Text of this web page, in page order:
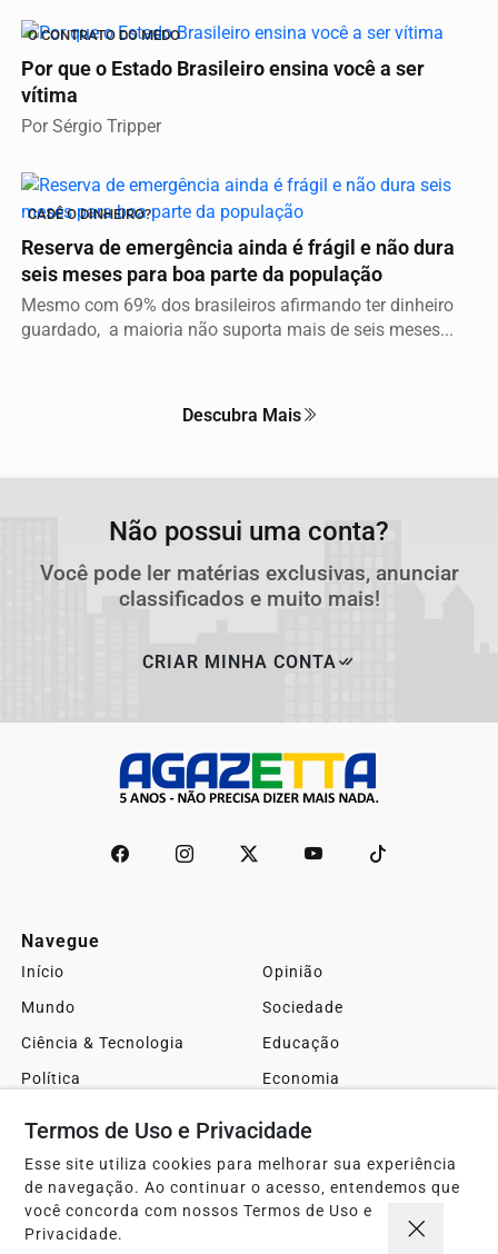
O CONTRATO DO MEDO
Por que o Estado Brasileiro ensina você a ser
vítima
Por Sérgio Tripper
CADÊ O DINHEIRO?
Reserva de emergência ainda é frágil e não dura
seis meses para boa parte da população
Mesmo com 69% dos brasileiros afirmando ter dinheiro
guardado, a maioria não suporta mais de seis meses...
Descubra Mais
Não possui uma conta?
Você pode ler matérias exclusivas, anunciar
classificados e muito mais!
CRIAR MINHA CONTA
Navegue
Início
Opinião
Mundo
Sociedade
Ciência & Tecnologia
Educação
Política
Economia
Esportes
Cidades
Cultura
Futebol
Termos de Uso e Privacidade
Esse site utiliza cookies para melhorar sua experiência
de navegação. Ao continuar o acesso, entendemos que
você concorda com nossos Termos de Uso e
Privacidade.